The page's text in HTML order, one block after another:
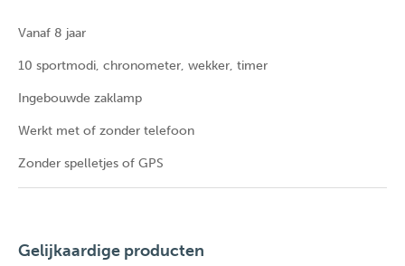
Vanaf 8 jaar
10 sportmodi, chronometer, wekker, timer
Ingebouwde zaklamp
Werkt met of zonder telefoon
Zonder spelletjes of GPS
Gelijkaardige producten